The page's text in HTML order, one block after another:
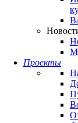
Проекты